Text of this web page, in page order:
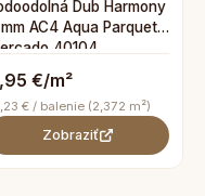
Dub Harmony
AC4 Aqua Parquet
40104
€/m²
€ / balenie (2,372 m²)
Zobraziť